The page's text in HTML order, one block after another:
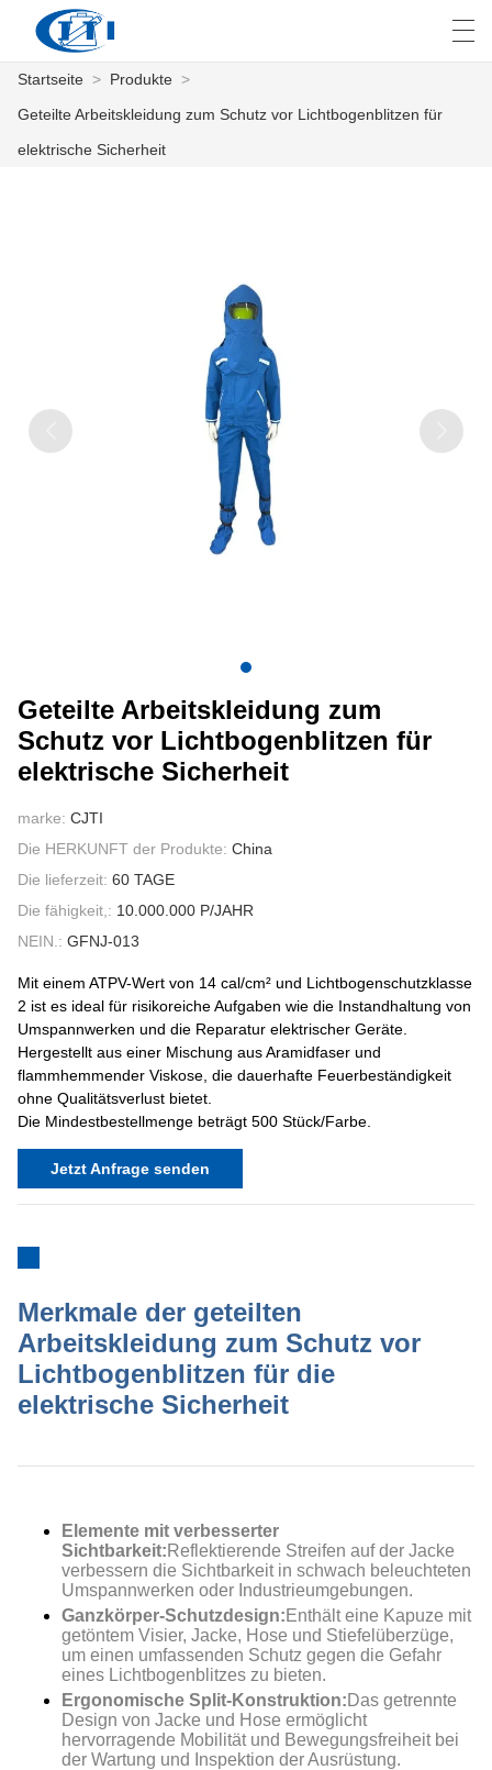
NACHRICHTEN
INDUSTRIE
العربية česky
Startseite > Produkte >
Geteilte Arbeitskleidung zum Schutz vor Lichtbogenblitzen für
elektrische Sicherheit
Geteilte Arbeitskleidung zum
Schutz vor Lichtbogenblitzen für
elektrische Sicherheit
marke: CJTI
Die HERKUNFT der Produkte: China
Die lieferzeit: 60 TAGE
Die fähigkeit,: 10.000.000 P/JAHR
NEIN.: GFNJ-013
Mit einem ATPV-Wert von 14 cal/cm² und Lichtbogenschutzklasse
2 ist es ideal für risikoreiche Aufgaben wie die Instandhaltung von
Umspannwerken und die Reparatur elektrischer Geräte.
Hergestellt aus einer Mischung aus Aramidfaser und
flammhemmender Viskose, die dauerhafte Feuerbeständigkeit
ohne Qualitätsverlust bietet.
Die Mindestbestellmenge beträgt 500 Stück/Farbe.
Jetzt Anfrage senden
Merkmale der geteilten
Arbeitskleidung zum Schutz vor
Lichtbogenblitzen für die
elektrische Sicherheit
Elemente mit verbesserter
Sichtbarkeit: Reflektierende Streifen auf der Jacke
verbessern die Sichtbarkeit in schwach beleuchteten
Umspannwerken oder Industrieumgebungen.
Ganzkörper-Schutzdesign: Enthält eine Kapuze mit
getöntem Visier, Jacke, Hose und Stiefelüberzüge,
um einen umfassenden Schutz gegen die Gefahr
eines Lichtbogenblitzes zu bieten.
Ergonomische Split-Konstruktion: Das getrennte
Design von Jacke und Hose ermöglicht
hervorragende Mobilität und Bewegungsfreiheit bei
der Wartung und Inspektion der Ausrüstung.